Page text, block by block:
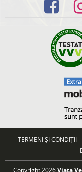
TERMENI ȘI CONDIȚII
Copyright 2026Viata